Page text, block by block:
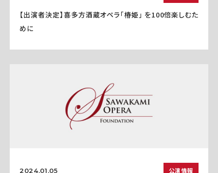
【出演者決定】喜多方酒蔵オペラ「椿姫」 を100倍楽しむた
めに
2024.01.05 公演情報